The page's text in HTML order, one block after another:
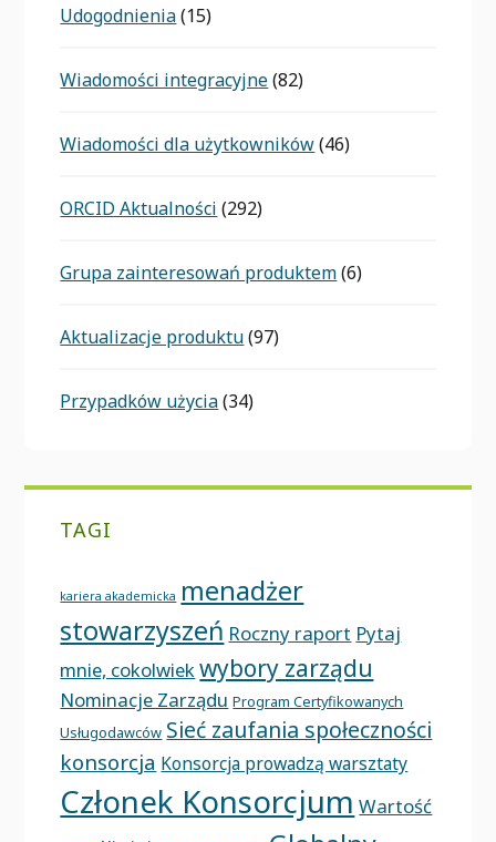
Udogodnienia(15)
Wiadomości integracyjne(82)
Wiadomości dla użytkowników(46)
ORCID Aktualności (292)
Grupa zainteresowań produktem(6)
Aktualizacje produktu(97)
Przypadków użycia(34)
TAGI
kariera akademicka menadżer
stowarzyszeń Roczny raport Pytaj
mnie, cokolwiekwybory zarządu
Nominacje Zarządu Program Certyfikowanych
Usługodawców Sieć zaufania społeczności
konsorcja Konsorcja prowadzą warsztaty
Członek Konsorcjum Wartość